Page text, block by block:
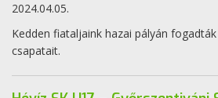
2024.04.05.
Kedden fiataljaink hazai pályán
csapatait.